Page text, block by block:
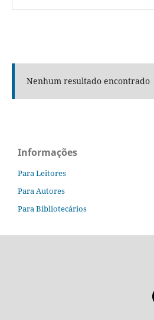
Nenhum resultado encontrado
Informações
Para Leitores
Para Autores
Para Bibliotecários